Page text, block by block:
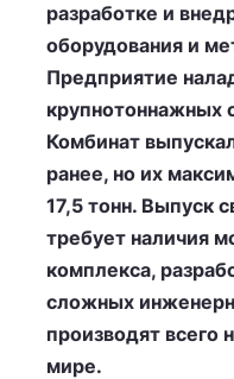
разработке и
оборудования и
Предприятие
крупнотоннажных
Комбинат
ранее, но их
17,5 тонн. Выпуск
требует наличия
комплекса,
сложных
производят всего
мире.